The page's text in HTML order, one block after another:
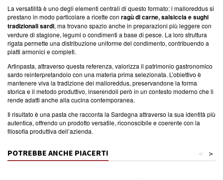
La versatilità è uno degli elementi centrali di questo formato: i malloreddus si
prestano in modo particolare a ricette con ragù di carne, salsiccia e sughi
tradizionali sardi, ma trovano spazio anche in preparazioni più leggere con
verdure di stagione, legumi o condimenti a base di pesce. La loro struttura
rigata permette una distribuzione uniforme del condimento, contribuendo a
piatti armonici e completi.
Artinpasta, attraverso questa referenza, valorizza il patrimonio gastronomico
sardo reinterpretandolo con una materia prima selezionata. L’obiettivo è
mantenere viva la tradizione dei malloreddus, preservandone la forma
storica e il metodo produttivo, inserendoli però in un contesto moderno che li
rende adatti anche alla cucina contemporanea.
Il risultato è una pasta che racconta la Sardegna attraverso la sua identità più
autentica, offrendo un prodotto versatile, riconoscibile e coerente con la
filosofia produttiva dell’azienda.
POTREBBE ANCHE PIACERTI >
<